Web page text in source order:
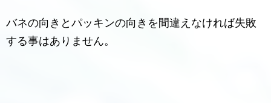
バネの向きとパッキンの向きを間違えなければ失敗
する事はありません。